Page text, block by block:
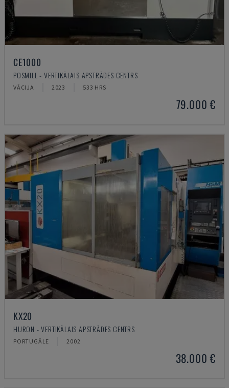
CE1000
POSMILL - VERTIKĀLAIS APSTRĀDES CENTRS
VĀCIJA 2023 533 HRS
79.000 €
KX20
HURON - VERTIKĀLAIS APSTRĀDES CENTRS
PORTUGĀLE 2002
38.000 €